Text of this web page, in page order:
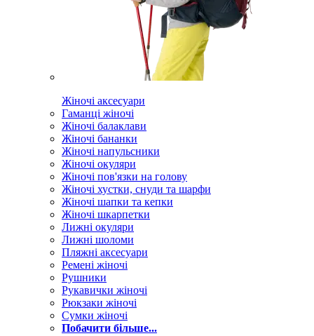
Жіночі аксесуари
Гаманці жіночі
Жіночі балаклави
Жіночі бананки
Жіночі напульсники
Жіночі окуляри
Жіночі пов'язки на голову
Жіночі хустки, снуди та шарфи
Жіночі шапки та кепки
Жіночі шкарпетки
Лижні окуляри
Лижні шоломи
Пляжні аксесуари
Ремені жіночі
Рушники
Рукавички жіночі
Рюкзаки жіночі
Сумки жіночі
Побачити більше...